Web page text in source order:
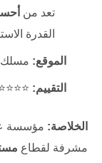
تعد من
القدرة
الموقع:
التقييم: (4.5/5).
الخلاصة: مؤسسة
مشرفة لقطاع